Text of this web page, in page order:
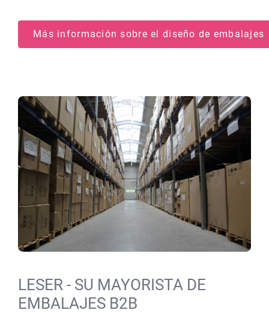
Más información sobre el diseño de embalajes
LESER - SU MAYORISTA DE
EMBALAJES B2B